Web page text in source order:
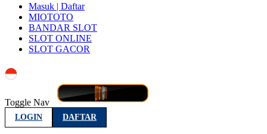
Masuk | Daftar
MIOTOTO
BANDAR SLOT
SLOT ONLINE
SLOT GACOR
Toggle Nav
LOGIN DAFTAR